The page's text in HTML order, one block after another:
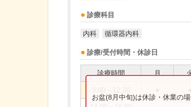
診療科目
内科 循環器内科
診療/受付時間・休診日
診療時間 月
お盆(8月中旬)は休診・休業の